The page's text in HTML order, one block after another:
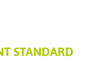
STANDARD